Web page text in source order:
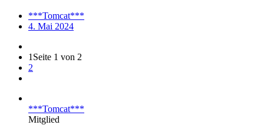
***Tomcat***
4. Mai 2024
1 Seite 1 von 2
2
***Tomcat***
Mitglied